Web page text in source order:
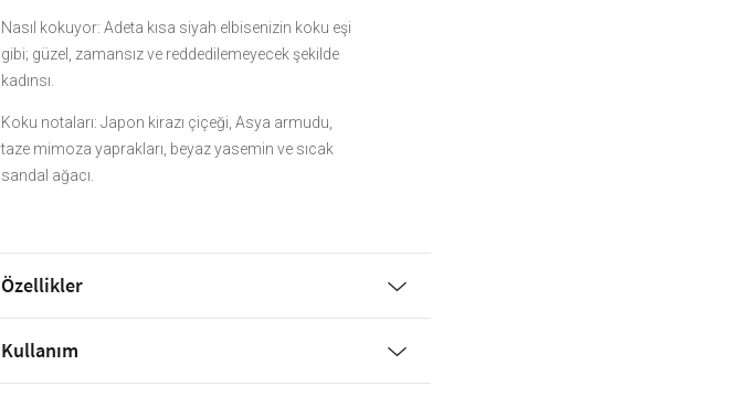
Nasıl kokuyor: Adeta kısa siyah elbisenizin koku eşi
gibi; güzel, zamansız ve reddedilemeyecek şekilde
kadınsı.
Koku notaları: Japon kirazı çiçeği, Asya armudu,
taze mimoza yaprakları, beyaz yasemin ve sıcak
sandal ağacı.
Özellikler
Kullanım